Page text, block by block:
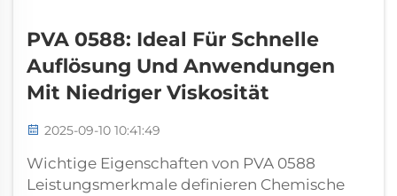
PVA 0588: Ideal Für Schnelle
Auflösung Und Anwendungen
Mit Niedriger Viskosität
2025-09-10 10:41:49
Wichtige Eigenschaften von PVA 0588
Leistungsmerkmale definieren Chemische